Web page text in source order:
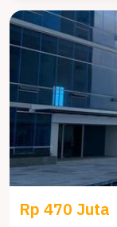
Rp 470 Juta